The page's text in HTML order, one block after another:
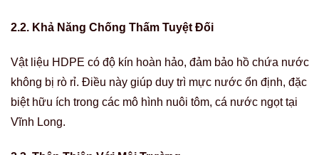
2.2. Khả Năng Chống Thấm Tuyệt Đối
Vật liệu HDPE có độ kín hoàn hảo, đảm bảo hồ chứa nước
không bị rò rỉ. Điều này giúp duy trì mực nước ổn định, đặc
biệt hữu ích trong các mô hình nuôi tôm, cá nước ngọt tại
Vĩnh Long.